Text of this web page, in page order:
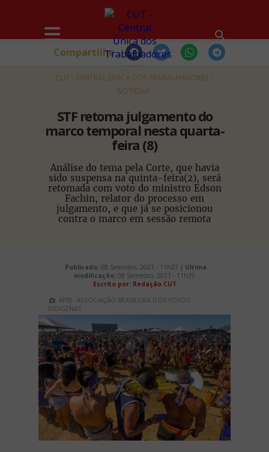
HOME
CUT - CENTRAL ÚNICA DOS TRABALHADORES
NOTÍCIAS
STF retoma julgamento do
marco temporal nesta quarta-
feira (8)
Análise do tema pela Corte, que havia
sido suspensa na quinta-feira(2), será
retomada com voto do ministro Edson
Fachin, relator do processo em
julgamento, e que já se posicionou
contra o marco em sessão remota
Compartilhe
Publicado: 08 Setembro, 2021 - 11h27 | Última
modificação: 08 Setembro, 2021 - 11h35
Escrito por: Redação CUT
APIB - ASSOCIAÇÃO BRASILEIRA DOS POVOS
INDÍGENAS